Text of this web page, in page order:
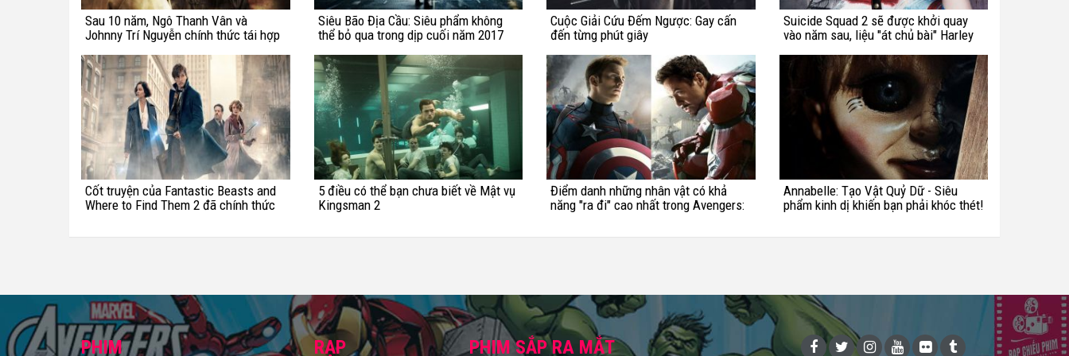
Sau 10 năm, Ngô Thanh Vân và
Johnny Trí Nguyễn chính thức tái hợp
Siêu Bão Địa Cầu: Siêu phẩm không
thể bỏ qua trong dịp cuối năm 2017
Cuộc Giải Cứu Đếm Ngược: Gay cấn
đến từng phút giây
Suicide Squad 2 sẽ được khởi quay
vào năm sau, liệu "át chủ bài" Harley
Cốt truyện của Fantastic Beasts and
Where to Find Them 2 đã chính thức
5 điều có thể bạn chưa biết về Mật vụ
Kingsman 2
Điểm danh những nhân vật có khả
năng "ra đi" cao nhất trong Avengers:
Annabelle: Tạo Vật Quỷ Dữ - Siêu
phẩm kinh dị khiến bạn phải khóc thét!
PHIM RẠP PHIM SẮP RA MẮT